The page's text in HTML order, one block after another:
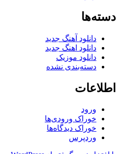
دسته‌ها
دانلود آهنگ جدید
دانلود اهنگ جدید
دانلود موزیک
دسته‌بندی نشده
اطلاعات
ورود
خوراک ورودی‌ها
خوراک دیدگاه‌ها
وردپرس